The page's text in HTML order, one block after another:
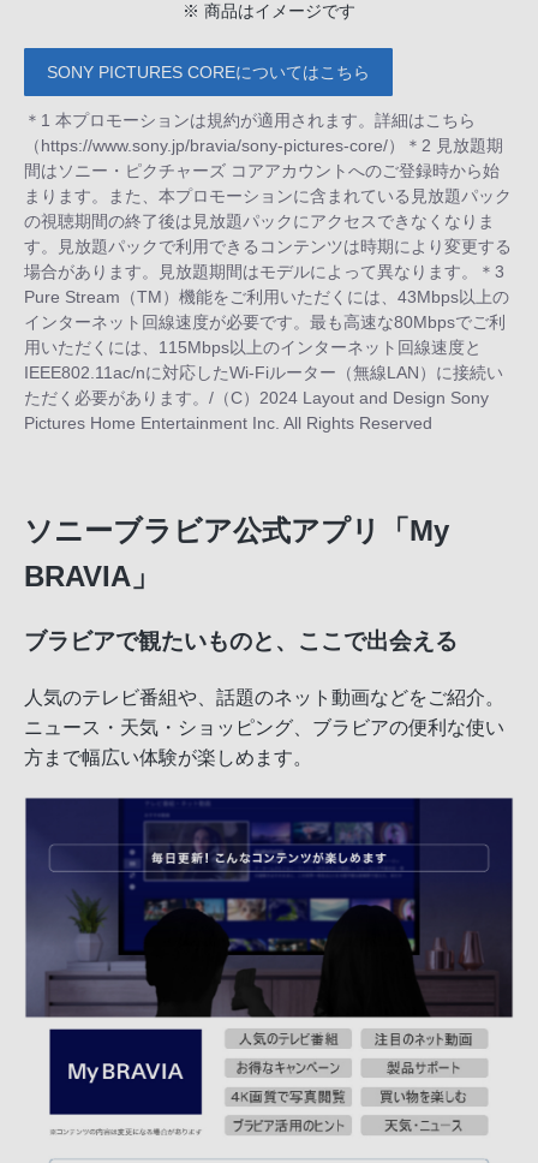
※ 商品はイメージです
SONY PICTURES COREについてはこちら
＊1 本プロモーションは規約が適用されます。詳細はこちら
（https://www.sony.jp/bravia/sony-pictures-core/）＊2 見放題期
間はソニー・ピクチャーズ コアアカウントへのご登録時から始
まります。また、本プロモーションに含まれている見放題パック
の視聴期間の終了後は見放題パックにアクセスできなくなりま
す。見放題パックで利用できるコンテンツは時期により変更する
場合があります。見放題期間はモデルによって異なります。＊3
Pure Stream（TM）機能をご利用いただくには、43Mbps以上の
インターネット回線速度が必要です。最も高速な80Mbpsでご利
用いただくには、115Mbps以上のインターネット回線速度と
IEEE802.11ac/nに対応したWi-Fiルーター（無線LAN）に接続い
ただく必要があります。/（C）2024 Layout and Design Sony
Pictures Home Entertainment Inc. All Rights Reserved
ソニーブラビア公式アプリ「My
BRAVIA」
ブラビアで観たいものと、ここで出会える
人気のテレビ番組や、話題のネット動画などをご紹介。
ニュース・天気・ショッピング、ブラビアの便利な使い
方まで幅広い体験が楽しめます。